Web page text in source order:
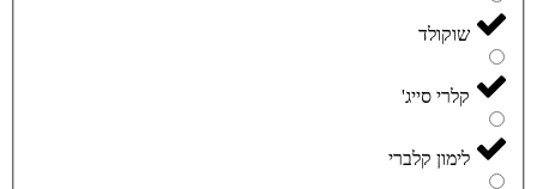
שוקולד
קלרי סייג'
לימון קלברי